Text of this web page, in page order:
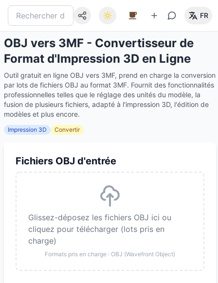
FR
OBJ vers 3MF - Convertisseur de
Format d'Impression 3D en Ligne
Outil gratuit en ligne OBJ vers 3MF, prend en charge la conversion
par lots de fichiers OBJ au format 3MF. Fournit des fonctionnalités
professionnelles telles que le réglage des unités du modèle, la
fusion de plusieurs fichiers, adapté à l'impression 3D, l'édition de
modèles et plus encore.
Impression 3D Convertir
Fichiers OBJ d'entrée
Glissez-déposez les fichiers OBJ ici ou
cliquez pour télécharger (lots pris en
charge)
Formats pris en charge : OBJ (Wavefront Object)